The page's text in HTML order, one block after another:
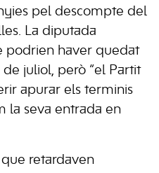
pel descompte del
La diputada
podrien haver quedat
juliol, però “el Partit
apurar els terminis
la seva entrada en
retardaven